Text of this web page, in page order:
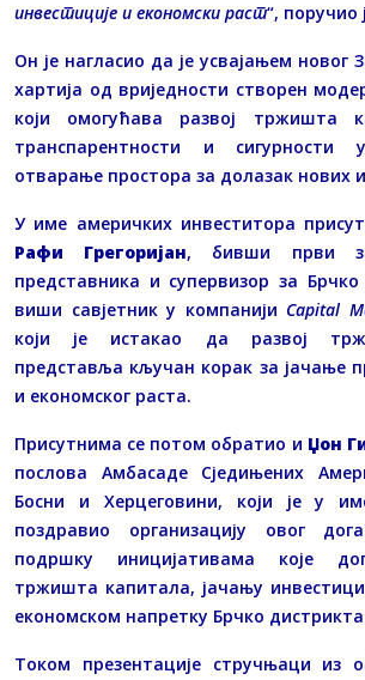
инвестиције и економски раст“, поручио
Он је нагласио да је усвајањем
хартија од вриједности створен
који омогућава развој тржишта
транспарентности и
отварање простора за долазак нових
У име америчких инвеститора
Рафи Грегоријан, бивши први
представника и супервизор за
виши савјетник у компанији Capital
који је истакао да развој
представља кључан корак за јачање
и економског раста.
Присутнима се потом обратио и Џон
послова Амбасаде Сједињених
Босни и Херцеговини, који је у
поздравио организацију овог
подршку иницијативама које
тржишта капитала, јачању
економском напретку Брчко
Током презентације стручњаци из